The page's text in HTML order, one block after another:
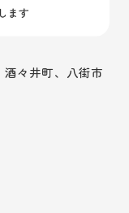
々井町、八街市